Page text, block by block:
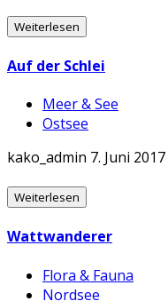
Weiterlesen
Auf der Schlei
Meer & See
Ostsee
kako_admin 7. Juni 2017
Weiterlesen
Wattwanderer
Flora & Fauna
Nordsee